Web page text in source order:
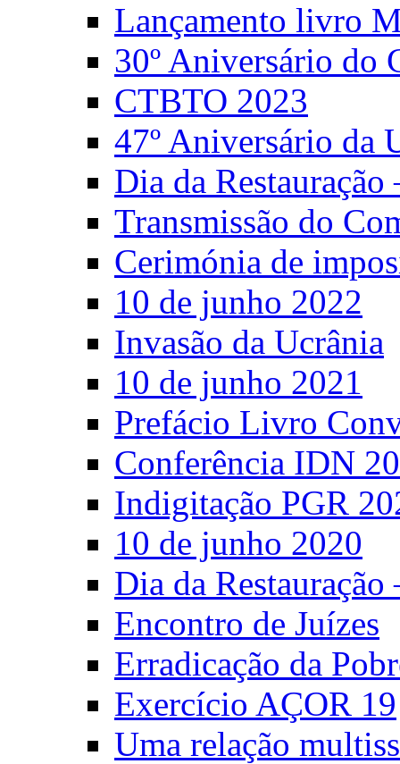
Lançamento livro
30º Aniversário do
CTBTO 2023
47º Aniversário da
Dia da
Transmissão do
Cerimónia de
10 de junho 2022
Invasão da Ucrânia
10 de junho 2021
Prefácio Livro
Conferência IDN
Indigitação PGR
10 de junho 2020
Dia da
Encontro de Juízes
Erradicação da
Exercício AÇOR 19
Uma relação